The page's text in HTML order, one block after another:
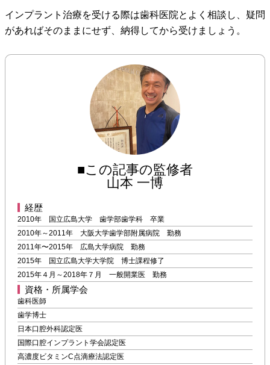
インプラント治療を受ける際は歯科医院とよく相談し、疑問
があればそのままにせず、納得してから受けましょう。
■この記事の監修者
山本 一博
経歴
2010年 国立広島大学 歯学部歯学科 卒業
2010年～2011年 大阪大学歯学部附属病院 勤務
2011年〜2015年 広島大学病院 勤務
2015年 国立広島大学大学院 博士課程修了
2015年４月～2018年７月 一般開業医 勤務
資格・所属学会
歯科医師
歯学博士
日本口腔外科認定医
国際口腔インプラント学会認定医
高濃度ビタミンC点滴療法認定医